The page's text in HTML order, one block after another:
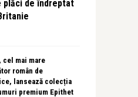
plăci de îndreptat
cel mai mare
român de
lansează colecția
premium Epithet